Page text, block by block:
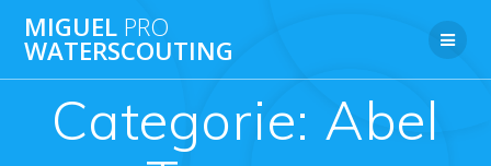
inhoud
MIGUEL PRO
WATERSCOUTING
Categorie: Abel